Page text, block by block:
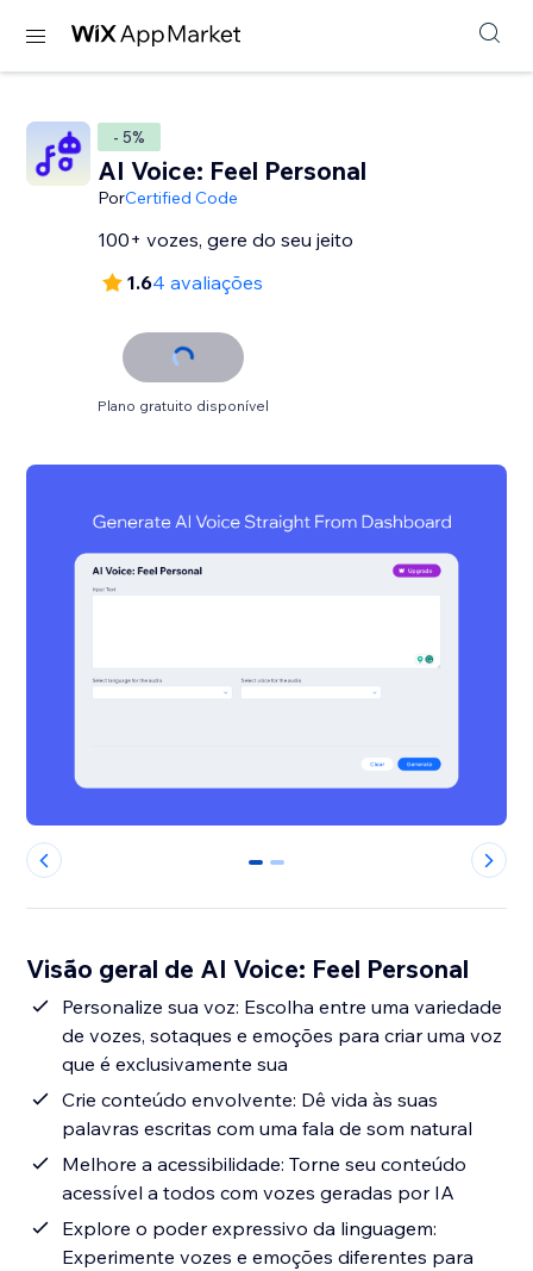
- 5%
AI Voice: Feel Personal
PorCertified Code
100+ vozes, gere do seu jeito
1.64 avaliações
Plano gratuito disponível
0 1
Visão geral de AI Voice: Feel Personal
Personalize sua voz: Escolha entre uma variedade
de vozes, sotaques e emoções para criar uma voz
que é exclusivamente sua
Crie conteúdo envolvente: Dê vida às suas
palavras escritas com uma fala de som natural
Melhore a acessibilidade: Torne seu conteúdo
acessível a todos com vozes geradas por IA
Explore o poder expressivo da linguagem:
Experimente vozes e emoções diferentes para